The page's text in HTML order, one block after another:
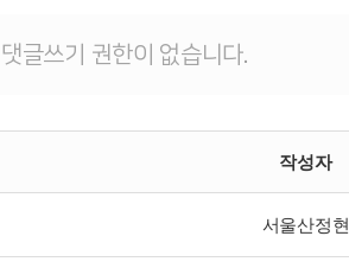
댓글쓰기 권한이 없습니다.
작성자
서울산정현